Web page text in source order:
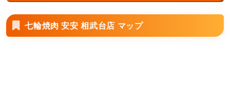
七輪焼肉 安安 相武台店 マップ